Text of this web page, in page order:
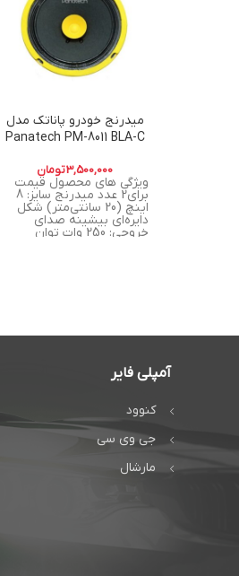
میدرنج خودرو پاناتک مدل
Panatech PM-8011 BLA-C
3,500,000تومان
ویژگی های محصول قیمت
برای2 عدد میدرنج سایز: 8
اینچ (20 سانتی‌متر) شکل
دایره‌ای بیشینه صدای
خروجی: 250 وات توان
آمپلی فایر
کنوود
جی وی سی
مارشال